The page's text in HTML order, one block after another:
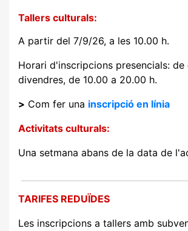
Tallers culturals:
A partir del 7/9/26, a les 10.00 h.
Horari d'inscripcions presencials: de
divendres, de 10.00 a 20.00 h.
> Com fer una inscripció en línia
Activitats culturals:
Una setmana abans de la data de
TARIFES REDUÏDES
Les inscripcions a tallers amb